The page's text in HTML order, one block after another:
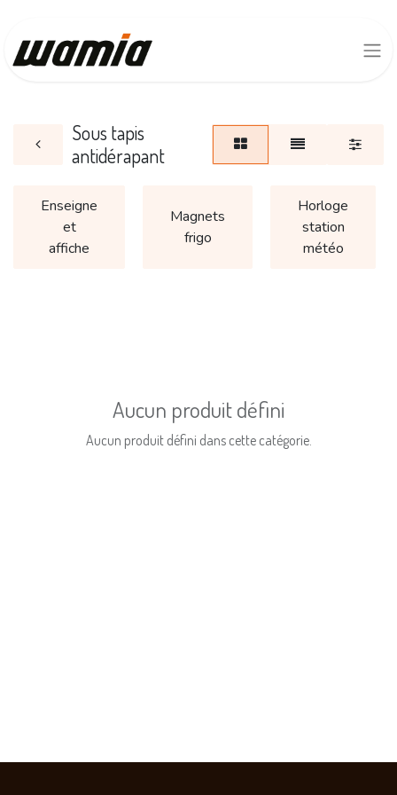
Sous tapis
antidérapant
Enseigne
et
affiche
Magnets
frigo
Horloge
station
météo
Aucun produit défini
Aucun produit défini dans cette catégorie.